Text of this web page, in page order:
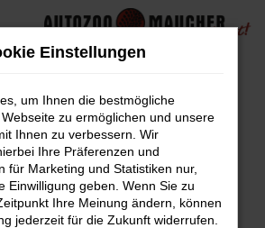
Error
Fehler aufgetreten.
Tipps, die dir helfen können:
Einstellungen
um Ihnen die bestmögliche
zu ermöglichen und unsere
Ihnen zu verbessern. Wir
Ihre Präferenzen und
für Marketing und Statistiken nur,
Einwilligung geben. Wenn Sie zu
Ihre Meinung ändern, können
jederzeit für die Zukunft widerrufen.